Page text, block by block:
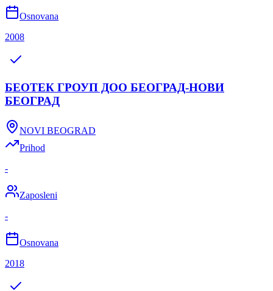
Osnovana
2008
БЕОТЕК ГРОУП ДОО БЕОГРАД-НОВИ
БЕОГРАД
NOVI BEOGRAD
Prihod
-
Zaposleni
-
Osnovana
2018